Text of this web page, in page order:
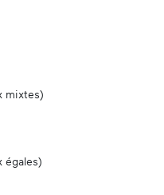
mixtes)
égales)